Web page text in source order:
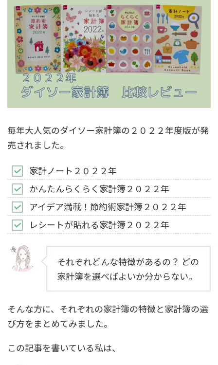
毎年大人気のダイソー家計簿の２０２２年度版が発
売されました。
家計ノート２０２２年
かんたんらくらく家計簿２０２２年
アイデア満載！節約術家計簿２０２２年
レシートが貼れる家計簿２０２２年
それぞれどんな特徴があるの？ どの
家計簿を選べばよいか分からない。
そんな方に、それぞれの家計簿の特徴と家計簿の選
び方をまとめてみました。
この記事を書いている私は、